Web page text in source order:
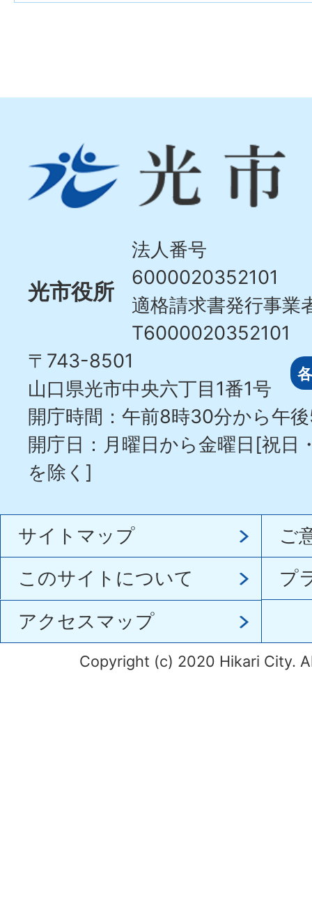
市
Hikari
光市役所
法人番号
6000020352101
適格請求書発行事業
T6000020352101
〒743-8501
山口県光市中央六丁目1番1号
開庁時間：午前8時30分から午
開庁日：月曜日から金曜日[祝日
を除く]
サイトマップ
ご
このサイトについて
プ
アクセスマップ
Copyright (c) 2020 Hikari City.